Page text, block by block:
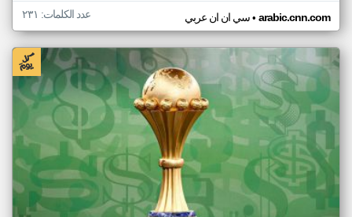
سي ان ان عربي• arabic.cnn.com عدد الكلمات: ٢٣١